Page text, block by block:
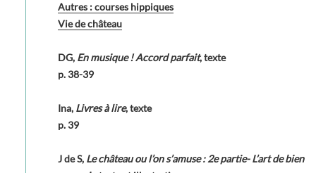
Autres : courses hippiques
Vie de château
DG, En musique ! Accord parfait, texte
p. 38-39
Ina, Livres à lire, texte
p. 39
J de S, Le château ou l’on s’amuse : 2e partie- L’art de bien